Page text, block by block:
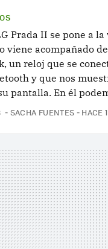
Prada II se pone a
viene acompañado
un reloj que se
y que nos
pantalla. En él
COMENTARIOS
SACHA FUENTES HACE